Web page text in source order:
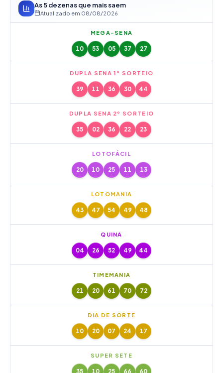
As 5 dezenas que mais saem
Atualizado em 08/08/2026
MEGA-SENA
10 53 05 37 27
DUPLA SENA 1º SORTEIO
39 11 36 30 44
DUPLA SENA 2º SORTEIO
35 02 36 22 23
LOTOFÁCIL
20 10 25 11 13
LOTOMANIA
43 47 54 49 48
QUINA
04 26 52 49 44
TIMEMANIA
21 20 61 70 72
DIA DE SORTE
10 20 07 24 17
SUPER SETE
35 10 25 66 60